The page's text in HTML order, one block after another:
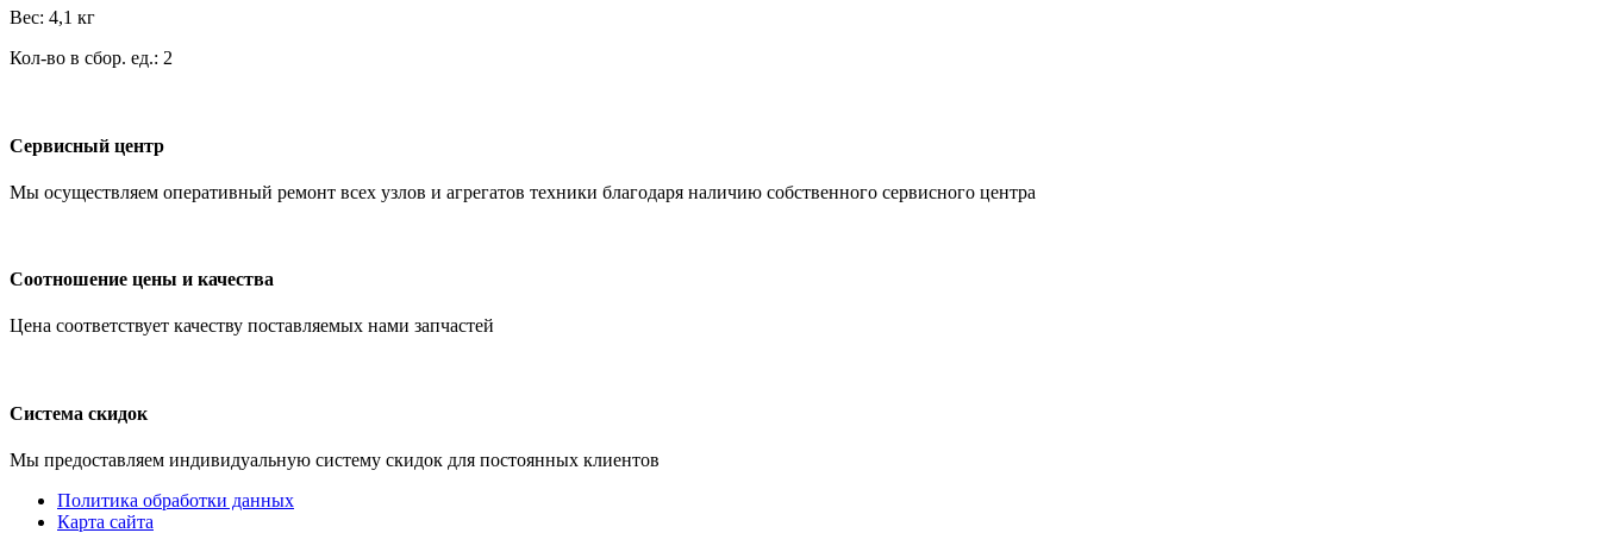
Вес: 4,1 кг
Кол-во в сбор. ед.: 2
Сервисный центр
Мы осуществляем оперативный ремонт всех узлов и агрегатов техники благодаря наличию собственного сервисного центра
Соотношение цены и качества
Цена соответствует качеству поставляемых нами запчастей
Система скидок
Мы предоставляем индивидуальную систему скидок для постоянных клиентов
Политика обработки данных
Карта сайта